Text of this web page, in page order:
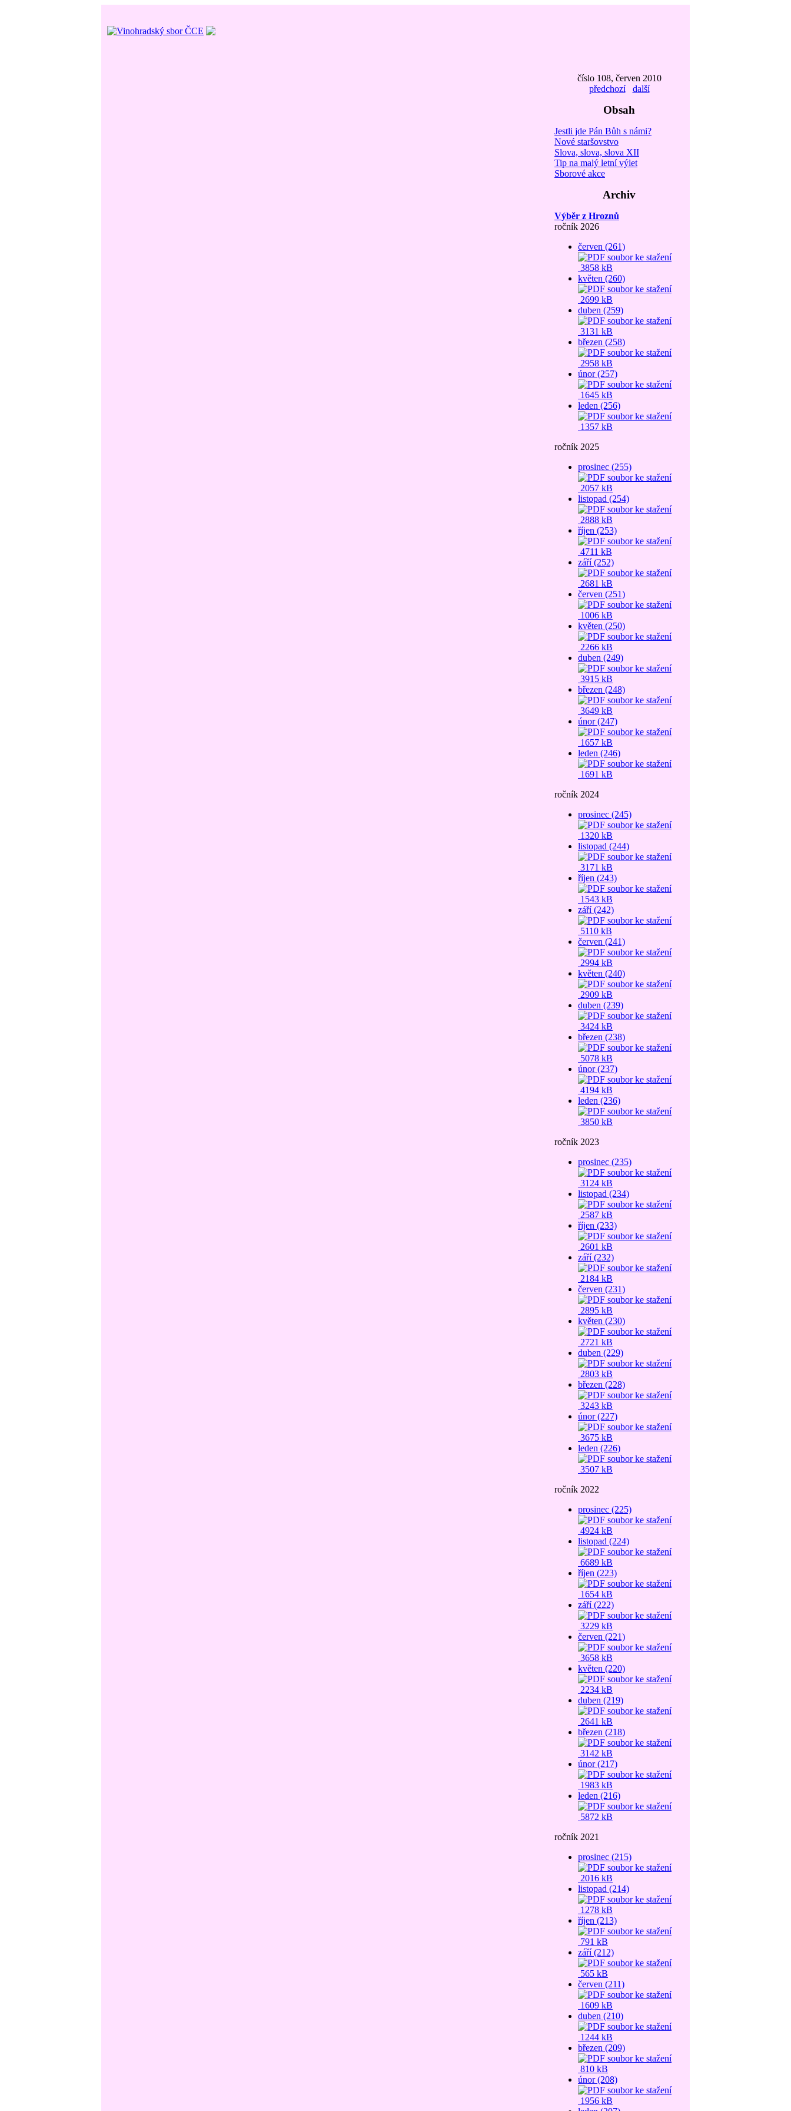
číslo 108, červen 2010
předchozí
další
Obsah
Jestli jde Pán Bůh s námi?
Nové staršovstvo
Slova, slova, slova XII
Tip na malý letní výlet
Sborové akce
Archiv
Výběr z Hroznů
ročník 2026
červen (261)
3858 kB
květen (260)
2699 kB
duben (259)
3131 kB
březen (258)
2958 kB
únor (257)
1645 kB
leden (256)
1357 kB
ročník 2025
prosinec (255)
2057 kB
listopad (254)
2888 kB
říjen (253)
4711 kB
září (252)
2681 kB
červen (251)
1006 kB
květen (250)
2266 kB
duben (249)
3915 kB
březen (248)
3649 kB
únor (247)
1657 kB
leden (246)
1691 kB
ročník 2024
prosinec (245)
1320 kB
listopad (244)
3171 kB
říjen (243)
1543 kB
září (242)
5110 kB
červen (241)
2994 kB
květen (240)
2909 kB
duben (239)
3424 kB
březen (238)
5078 kB
únor (237)
4194 kB
leden (236)
3850 kB
ročník 2023
prosinec (235)
3124 kB
listopad (234)
2587 kB
říjen (233)
2601 kB
září (232)
2184 kB
červen (231)
2895 kB
květen (230)
2721 kB
duben (229)
2803 kB
březen (228)
3243 kB
únor (227)
3675 kB
leden (226)
3507 kB
ročník 2022
prosinec (225)
4924 kB
listopad (224)
6689 kB
říjen (223)
1654 kB
září (222)
3229 kB
červen (221)
3658 kB
květen (220)
2234 kB
duben (219)
2641 kB
březen (218)
3142 kB
únor (217)
1983 kB
leden (216)
5872 kB
ročník 2021
prosinec (215)
2016 kB
listopad (214)
1278 kB
říjen (213)
791 kB
září (212)
565 kB
červen (211)
1609 kB
duben (210)
1244 kB
březen (209)
810 kB
únor (208)
1956 kB